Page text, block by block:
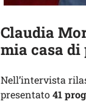
Claudia
mia casa
Nell’intervista
presentato41